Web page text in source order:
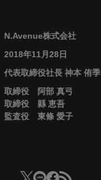
N.Avenue株式会社
2018年11月28日
代表取締役社長 神本 侑季
取締役 阿部 真弓
取締役 縣 恵吾
監査役 東條 愛子